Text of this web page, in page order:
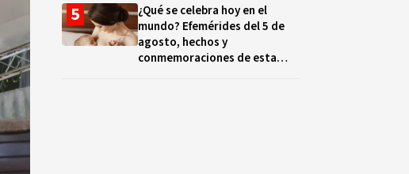
¿Qué se celebra hoy en el
mundo? Efemérides del 5 de
agosto, hechos y
conmemoraciones de esta